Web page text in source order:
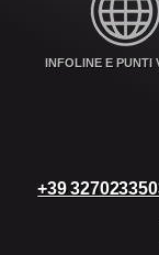
INFOLINE E PUNTI
+39